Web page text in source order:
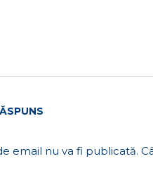
email nu va fi publicată.